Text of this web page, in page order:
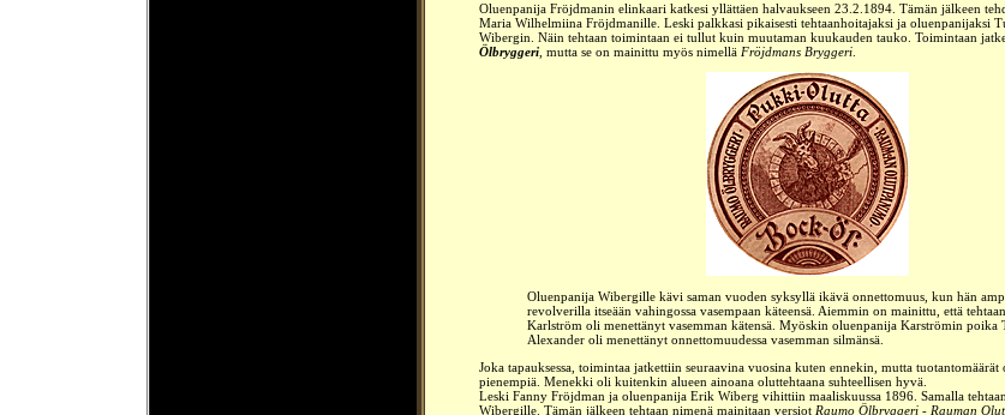
Oluenpanija Fröjdmanin elinkaari katkesi yllättäen halvaukseen 23.2.1894. Tämän jälkeen
Maria Wilhelmiina Fröjdmanille. Leski palkkasi pikaisesti tehtaanhoitajaksi ja oluenpanijaksi
Wibergin. Näin tehtaan toimintaan ei tullut kuin muutaman kuukauden tauko. Toimintaan
Ölbryggeri , mutta se on mainittu myös nimellä Fröjdmans Bryggeri
Oluenpanija Wibergille kävi saman vuoden syksyllä ikävä onnettomuus, kun hän
revolverilla itseään vahingossa vasempaan käteensä. Aiemmin on mainittu, että
Karlström oli menettänyt vasemman kätensä. Myöskin oluenpanija Karströmin poika
Alexander oli menettänyt onnettomuudessa vasemman silmänsä.
Joka tapauksessa, toimintaa jatkettiin seuraavina vuosina kuten ennekin, mutta
pienempiä. Menekki oli kuitenkin alueen ainoana oluttehtaana suhteellisen hyvä.
Leski Fanny Fröjdman ja oluenpanija Erik Wiberg vihittiin maaliskuussa 1896. Samalla
Wibergille. Tämän jälkeen tehtaan nimenä mainitaan versiot Raumo Ölbryggeri - Rauman